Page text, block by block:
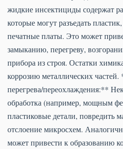
жидкие инсектициды содержат
которые могут разъедать
печатные платы. Это может
замыканию, перегреву,
прибора из строя. Остатки
коррозию металлических
перегрева/переохлаждения:**
обработка (например, мощным
пластиковые детали, повредить
отслоение микросхем.
может привести к образованию